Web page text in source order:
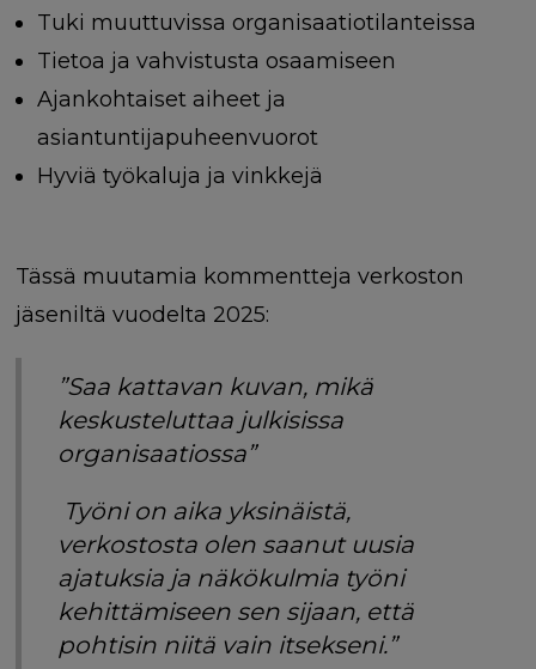
Tuki muuttuvissa organisaatiotilanteissa
Tietoa ja vahvistusta osaamiseen
Ajankohtaiset aiheet ja
asiantuntijapuheenvuorot
Hyviä työkaluja ja vinkkejä
Tässä muutamia kommentteja verkoston
jäseniltä vuodelta 2025:
”Saa kattavan kuvan, mikä
keskusteluttaa julkisissa
organisaatiossa”
Työni on aika yksinäistä,
verkostosta olen saanut uusia
ajatuksia ja näkökulmia työni
kehittämiseen sen sijaan, että
pohtisin niitä vain itsekseni.”